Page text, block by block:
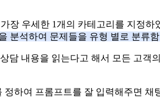
장 우세한 1개의 카테고리를 지정
분석하여 문제들을 유형 별로 분류
담 내용을 읽는다고 해서 모든 고
하여 프롬프트를 잘 입력해주면